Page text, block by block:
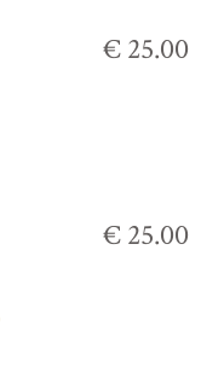
€ 25.00
€ 25.00